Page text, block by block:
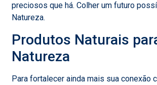
preciosos que há. Colher um futuro
Natureza.
Produtos Naturais
Natureza
Para fortalecer ainda mais sua conexão